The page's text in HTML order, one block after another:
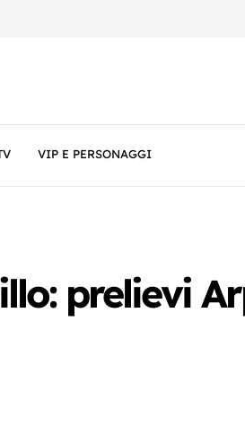
VIP E PERSONAGGI
prelievi